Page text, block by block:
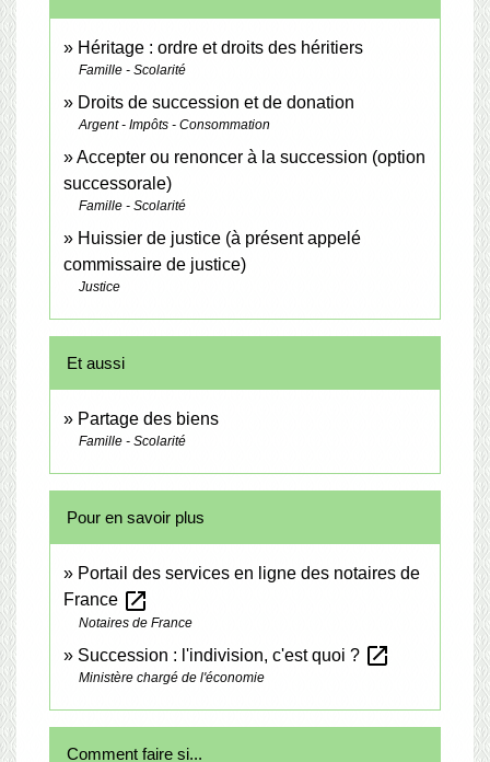
Héritage : ordre et droits des héritiers
Famille - Scolarité
Droits de succession et de donation
Argent - Impôts - Consommation
Accepter ou renoncer à la succession (option
successorale)
Famille - Scolarité
Huissier de justice (à présent appelé
commissaire de justice)
Justice
Et aussi
Partage des biens
Famille - Scolarité
Pour en savoir plus
Portail des services en ligne des notaires de
France open_in_new
Notaires de France
Succession : l'indivision, c'est quoi ? open_in_new
Ministère chargé de l'économie
Comment faire si...